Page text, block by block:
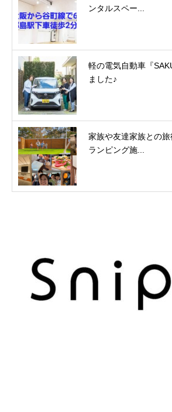
ンタルスペー...
軽の電気自動車『
ました♪
家族や友達家族との
ランピング施...